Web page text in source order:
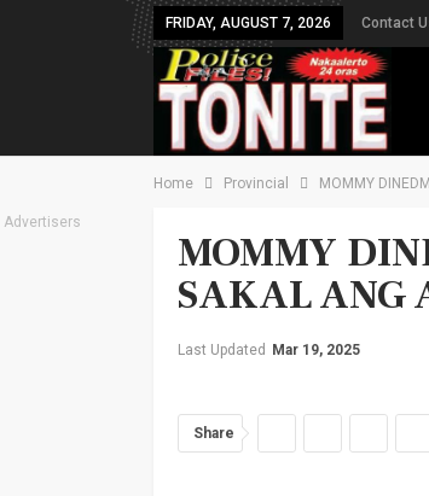
FRIDAY, AUGUST 7, 2026 Contact
Home Provincial MOMMY
Advertisers
MOMMY
SAKAL ANG
Last Updated Mar 19, 2025
Share